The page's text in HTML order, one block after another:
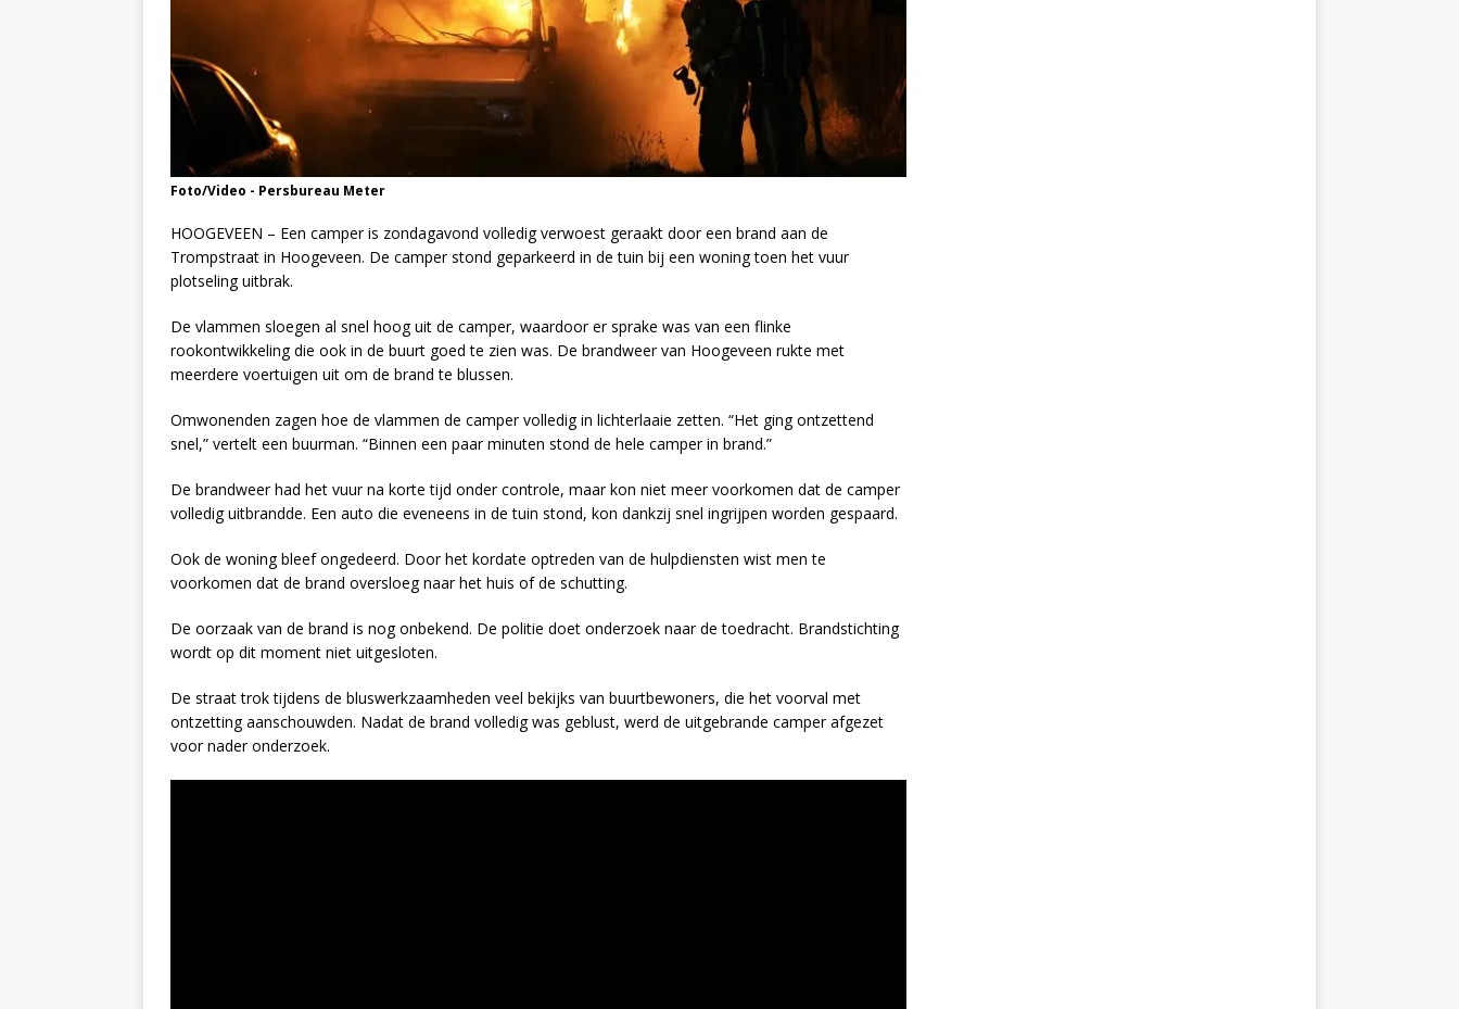
Foto/Video - Persbureau Meter
HOOGEVEEN – Een camper is zondagavond volledig verwoest geraakt door een brand aan de
Trompstraat in Hoogeveen. De camper stond geparkeerd in de tuin bij een woning toen het vuur
plotseling uitbrak.
De vlammen sloegen al snel hoog uit de camper, waardoor er sprake was van een flinke
rookontwikkeling die ook in de buurt goed te zien was. De brandweer van Hoogeveen rukte met
meerdere voertuigen uit om de brand te blussen.
Omwonenden zagen hoe de vlammen de camper volledig in lichterlaaie zetten. “Het ging ontzettend
snel,” vertelt een buurman. “Binnen een paar minuten stond de hele camper in brand.”
De brandweer had het vuur na korte tijd onder controle, maar kon niet meer voorkomen dat de camper
volledig uitbrandde. Een auto die eveneens in de tuin stond, kon dankzij snel ingrijpen worden gespaard.
Ook de woning bleef ongedeerd. Door het kordate optreden van de hulpdiensten wist men te
voorkomen dat de brand oversloeg naar het huis of de schutting.
De oorzaak van de brand is nog onbekend. De politie doet onderzoek naar de toedracht. Brandstichting
wordt op dit moment niet uitgesloten.
De straat trok tijdens de bluswerkzaamheden veel bekijks van buurtbewoners, die het voorval met
ontzetting aanschouwden. Nadat de brand volledig was geblust, werd de uitgebrande camper afgezet
voor nader onderzoek.